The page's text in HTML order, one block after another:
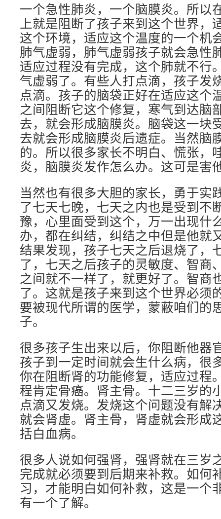
一个急性肺炎，一个脑膜炎。所以
上就是阻断了孩子来到这个世界，
这个环境，适应这个温度的一个机
肺气虚弱，肺气虚弱孩子就会急性
适应过程没有完成，这个肺就不行
气虚弱了。有些人打点滴，孩子发
点滴。孩子的脑袋正好在适应这个
之间阻断它这个修复，寒气到达脑
去，就会形成脑膜炎。脑袋这一块
去就会形成脑膜炎后遗症。当然脑
的。所以很多家长不明白、慌张，
炎，脑膜炎发作怎么办。这可是害
当然也有很多大胆的家长，勇于实
了七天七晚，七天之内也是受到不
豫，心里面受到这个，万一出现什
办，都在纠结，纠结之中但是他就
结果发现，孩子七天之后退烧了，
了，七天之后孩子的灵敏度、智商
之间就不一样了，就更好了。智商
了。这就是孩子来到这个世界必须
要被现代所谓的医学，蒙蔽咱们的
子。
很多孩子生出来以后，你阻断他器
孩子到一定时间就会生什么病，很
你在阻断肾的功能修复，适应过程
程肯定骨癌。肾主骨。十二三岁的
点滴又发烧。发烧这个问题没有解
就会肾虚。肾主骨，肾虚就会形成
括白血病。
很多人说如何强肾，强肾就在三岁
完成就必须要到后期来补救。如何
习，才能明白如何补救，这是一个
有一个了解。